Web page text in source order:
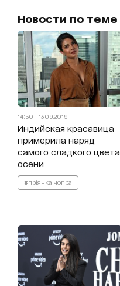
Новости по теме
14:50 | 13.09.2019
Индийская красавица
примерила наряд
самого сладкого цвета
осени
#пріянка чопра